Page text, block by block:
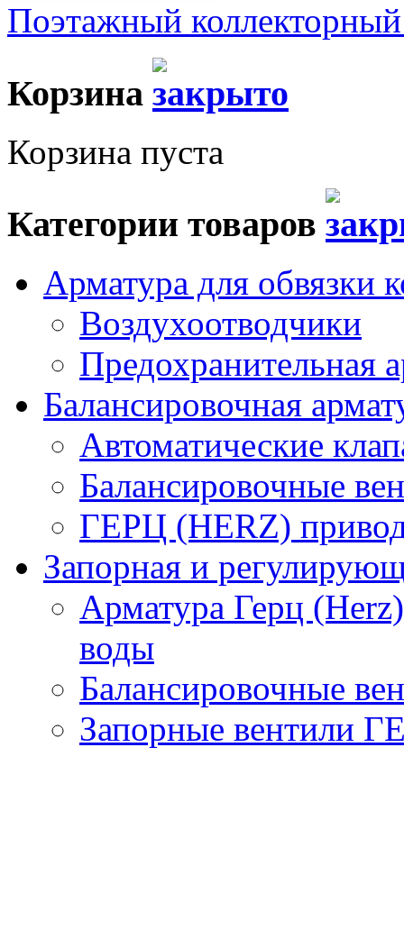
Поэтажный
Корзина
Корзина пуста
Категории товаров
Арматура для обвязки
Воздухоотводчики
Предохранительная
Балансировочная
Автоматические
Балансировочные
ГЕРЦ (HERZ)
Запорная и
Арматура Герц
воды
Балансировочные
Запорные вентили